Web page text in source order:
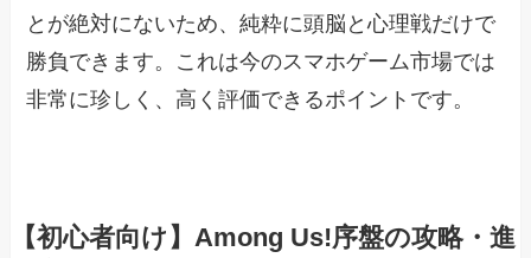
とが絶対にないため、純粋に頭脳と心理戦だけで
勝負できます。これは今のスマホゲーム市場では
非常に珍しく、高く評価できるポイントです。
【初心者向け】Among Us!序盤の攻略・進